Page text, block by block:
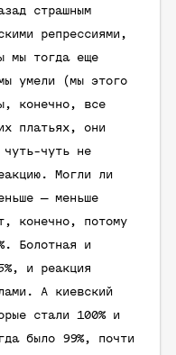
страшным
репрессиями,
мы тогда еще
умели (мы этого
конечно, все
платьях, они
чуть не
Могли ли
— меньше
конечно, потому
Болотная и
и реакция
А киевский
стали 100% и
было 99%, почти